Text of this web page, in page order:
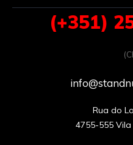
(+351)
Rua do